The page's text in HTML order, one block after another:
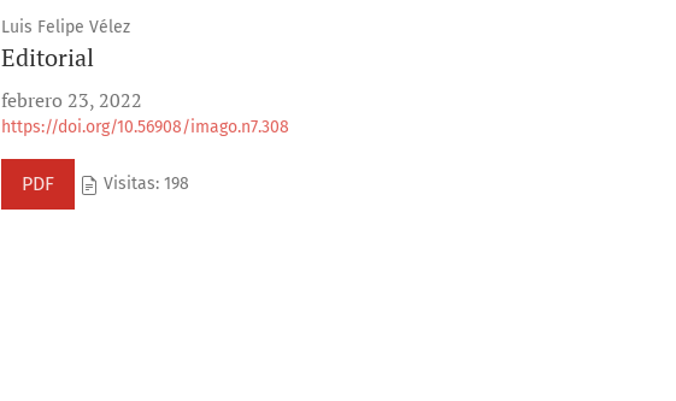
Luis Felipe Vélez
Editorial
febrero 23, 2022
https://doi.org/10.56908/imago.n7.308
PDF Visitas: 198